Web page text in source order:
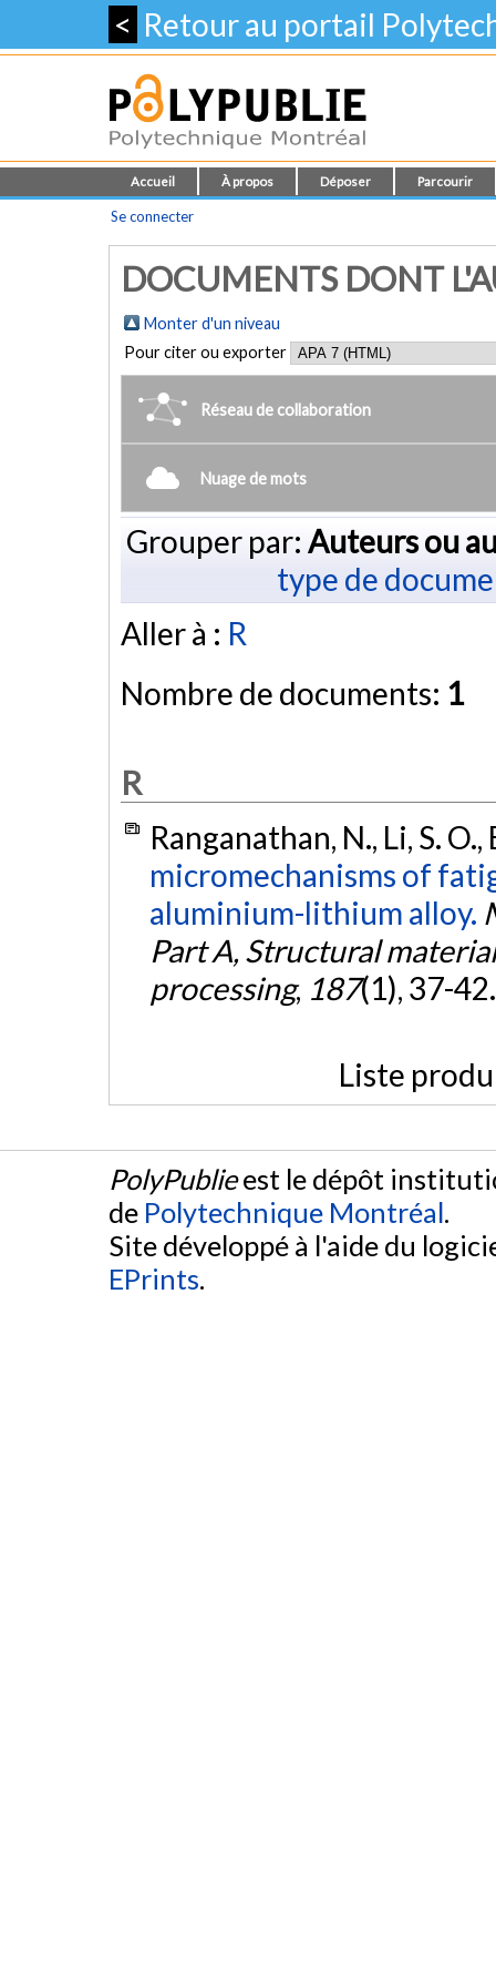
< Retour au portail
Accueil À propos Déposer Parcourir
Se connecter
DOCUMENTS DONT
Monter d'un niveau
Pour citer ou exporter
Réseau de collaboration
Nuage de mots
Grouper par: Auteurs ou
type de
Aller à : R
Nombre de documents: 1
R
Ranganathan, N., Li, S.
micromechanisms of
aluminium-lithium alloy.
Part A, Structural
processing, 187(1), 37-
Liste
PolyPublieest le dépôt
de Polytechnique Montréal.
Site développé à l'aide du
EPrints.